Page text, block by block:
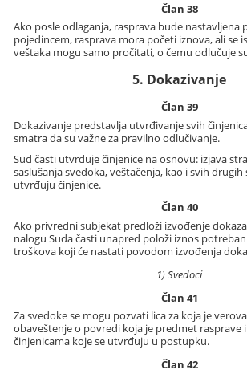
Član 38
Ako posle odlaganja, rasprava bude nastavljena
pojedincem, rasprava mora početi iznova, ali se
veštaka mogu samo pročitati, o čemu odlučuje
5. Dokazivanje
Član 39
Dokazivanje predstavlja utvrđivanje svih
smatra da su važne za pravilno odlučivanje.
Sud časti utvrđuje činjenice na osnovu: izjava
saslušanja svedoka, veštačenja, kao i svih
utvrđuju činjenice.
Član 40
Ako privredni subjekat predloži izvođenje
nalogu Suda časti unapred položi iznos
troškova koji će nastati povodom izvođenja
1) Svedoci
Član 41
Za svedoke se mogu pozvati lica za koja je
obaveštenje o povredi koja je predmet rasprave
činjenicama koje se utvrđuju u postupku.
Član 42